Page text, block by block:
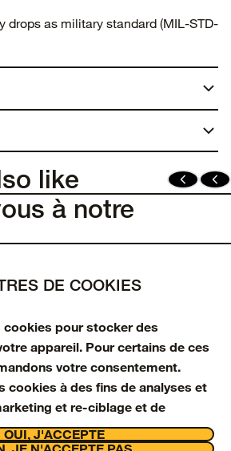
3
Classement
Drop 4
Classement
Drop 5
ClassementClassement
Drop 7
drops as military standard (MIL-STD-
a minimum of 50% recycled
like
à notre
première commande et
InstagramTiktokYoutube
DE COOKIES
cookies pour stocker des
appareil. Pour certains de ces
votre consentement.
cookies à des fins de analyses et
et re-ciblage et de
clientèle et assistance. Nous
des cookies Strictement
OUI, J'ACCEPTE